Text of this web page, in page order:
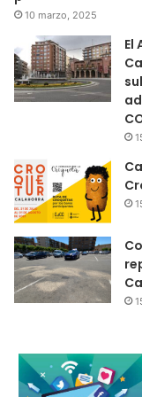
El
10 marzo, 2025
El